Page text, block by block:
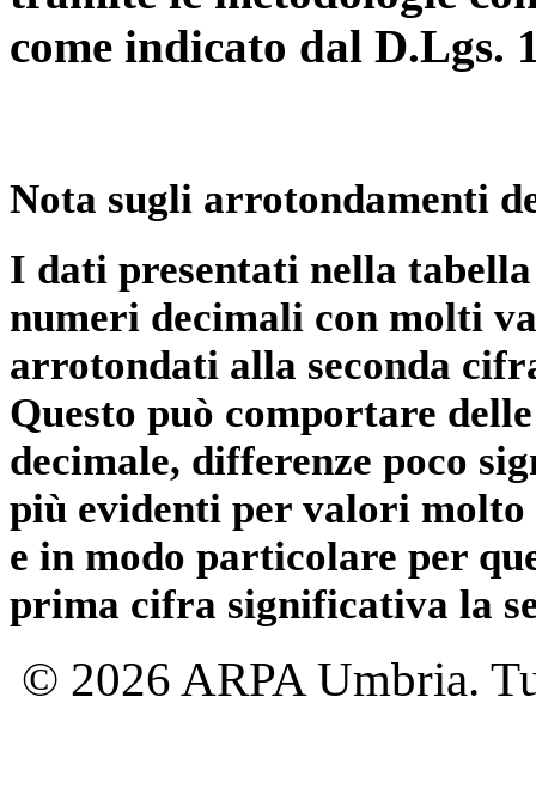
come indicato dal D.Lgs.
Nota sugli arrotondamenti
I dati presentati nella
numeri decimali con molti
arrotondati alla seconda
Questo può comportare
decimale, differenze poco
più evidenti per valori
e in modo particolare per
prima cifra significativa la
© 2026 ARPA Umbria.